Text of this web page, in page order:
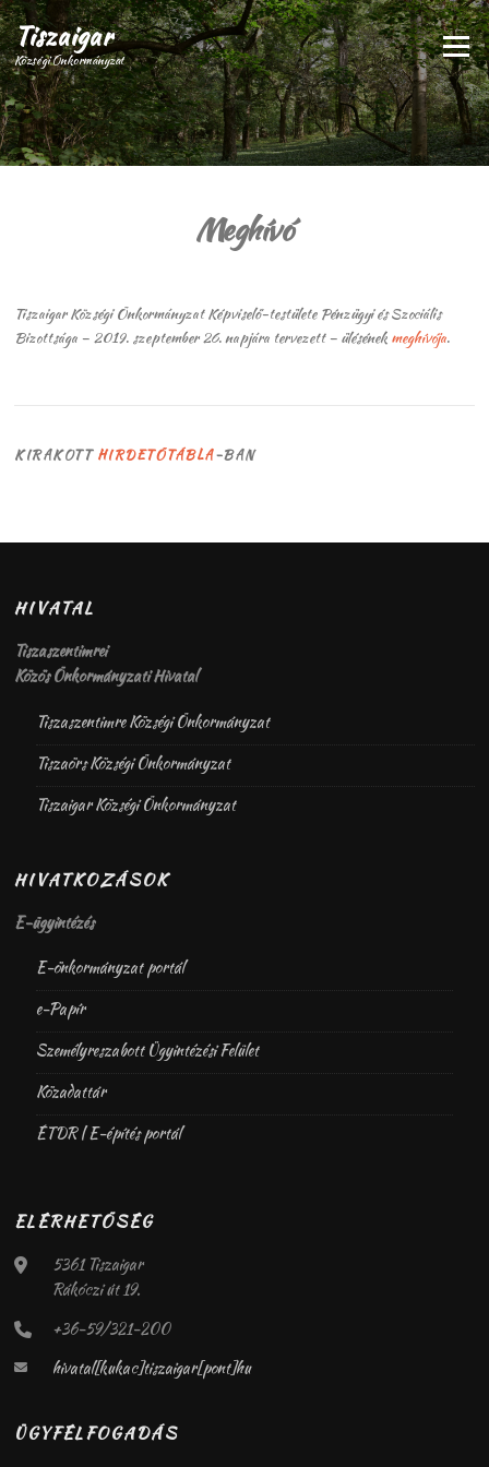
Ugrás
a
tartalomra
Tiszaigar
Községi Önkormányzat
Menü
Meghívó
Tiszaigar Községi Önkormányzat Képviselő-testülete Pénzügyi és Szociális
Bizottsága – 2019. szeptember 26. napjára tervezett – ülésének meghívója.
KIRAKOTT HIRDETŐTÁBLA-BAN
HIVATAL
Tiszaszentimrei
Közös Önkormányzati Hivatal
Tiszaszentimre Községi Önkormányzat
Tiszaörs Községi Önkormányzat
Tiszaigar Községi Önkormányzat
HIVATKOZÁSOK
E-ügyintézés
E-önkormányzat portál
e-Papír
Személyreszabott Ügyintézési Felület
Közadattár
ÉTDR | E-építés portál
ELÉRHETŐSÉG
5361 Tiszaigar
Rákóczi út 19.
+36-59/321-200
hivatal[kukac]tiszaigar[pont]hu
ÜGYFÉLFOGADÁS